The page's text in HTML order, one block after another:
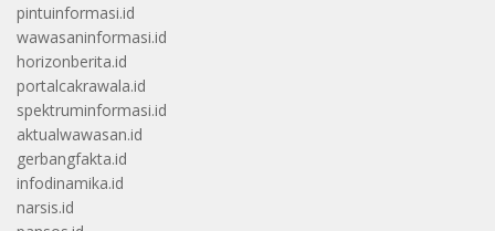
pintuinformasi.id
wawasaninformasi.id
horizonberita.id
portalcakrawala.id
spektruminformasi.id
aktualwawasan.id
gerbangfakta.id
infodinamika.id
narsis.id